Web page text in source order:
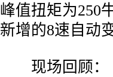
峰值扭矩为250
新增的8速自动
­ 现场回顾：